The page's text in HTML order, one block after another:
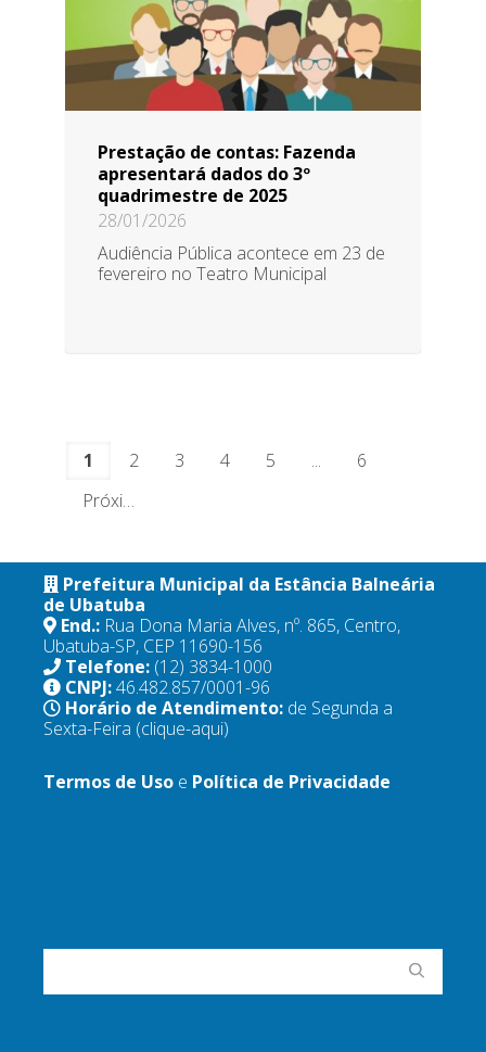
Prestação de contas: Fazenda
apresentará dados do 3º
quadrimestre de 2025
28/01/2026
Audiência Pública acontece em 23 de
fevereiro no Teatro Municipal
1 2 3 4 5 ...
6
Próximo
Prefeitura Municipal da Estância Balneária
de Ubatuba
End.: Rua Dona Maria Alves, nº. 865, Centro,
Ubatuba-SP, CEP 11690-156
Telefone: (12) 3834-1000
CNPJ:46.482.857/0001-96
Horário de Atendimento: de Segunda a
Sexta-Feira (clique-aqui)
Termos de Uso e Política de Privacidade